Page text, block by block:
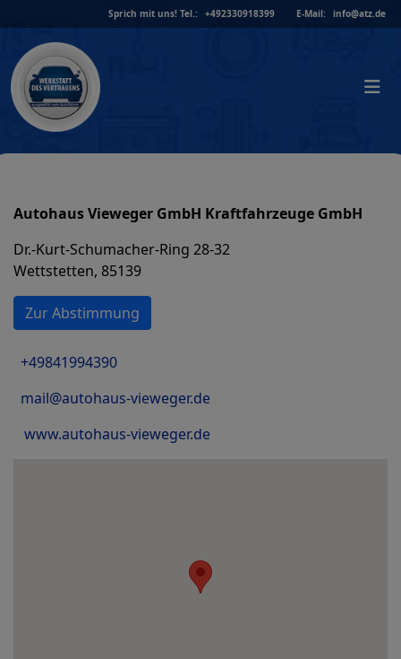
to
content
Sprich mit uns! Tel.: +492330918399 E-Mail: info@atz.de
Autohaus Vieweger GmbH Kraftfahrzeuge GmbH
Dr.-Kurt-Schumacher-Ring 28-32
Wettstetten, 85139
Zur Abstimmung
+49841994390
mail@autohaus-vieweger.de
www.autohaus-vieweger.de